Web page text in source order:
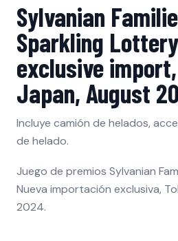
Sylvanian
Sparkling
exclusive
Japan, August
Incluye camión de helados,
de helado.
Juego de premios Sylvanian
Nueva importación exclusiva,
2024.